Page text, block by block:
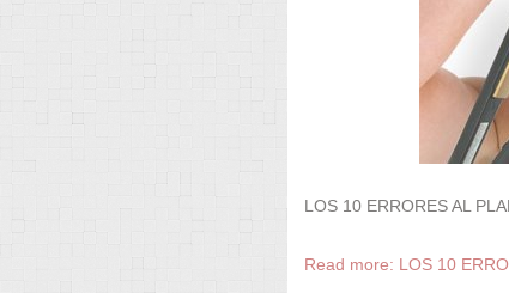
LOS 10 ERRORES AL
Read more: LOS 10